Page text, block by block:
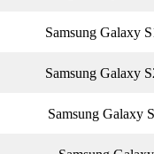
Samsung Galaxy
Samsung Galaxy
Samsung Galaxy